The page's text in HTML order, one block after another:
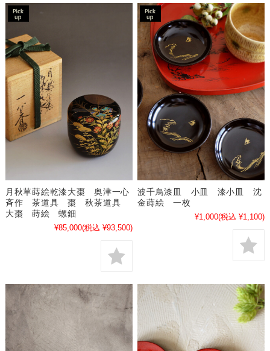
月秋草蒔絵乾漆大棗 奥津一心
斉作 茶道具 棗 秋茶道具
大棗 蒔絵 螺鈿
¥85,000(税込 ¥93,500)
波千鳥漆皿 小皿 漆小皿 沈
金蒔絵 一枚
¥1,000(税込 ¥1,100)